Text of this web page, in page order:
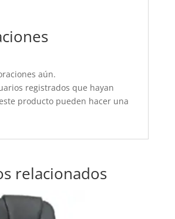
aún.
registrados que hayan
producto pueden hacer una
relacionados